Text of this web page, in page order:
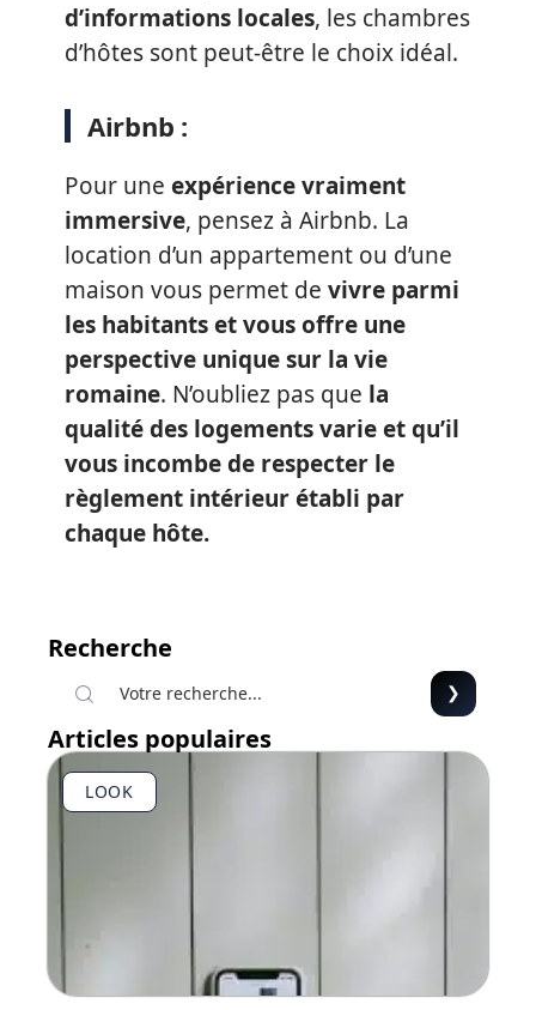
d’informations locales, les chambres
d’hôtes sont peut-être le choix idéal.
Airbnb :
Pour une expérience vraiment
immersive, pensez à Airbnb. La
location d’un appartement ou d’une
maison vous permet de vivre parmi
les habitants et vous offre une
perspective unique sur la vie
romaine. N’oubliez pas que la
qualité des logements varie et qu’il
vous incombe de respecter le
règlement intérieur établi par
chaque hôte.
Recherche
Articles populaires
LOOK